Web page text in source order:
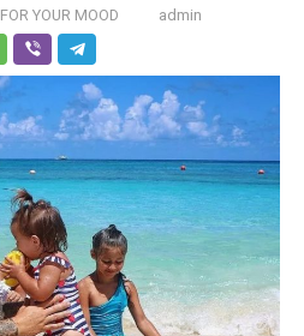
FOR YOUR MOOD admin